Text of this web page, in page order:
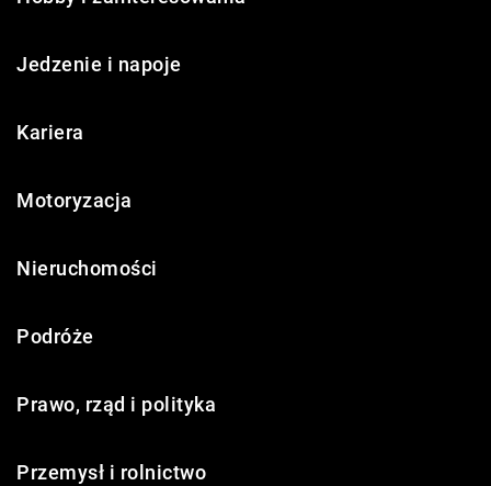
Jedzenie i napoje
Kariera
Motoryzacja
Nieruchomości
Podróże
Prawo, rząd i polityka
Przemysł i rolnictwo